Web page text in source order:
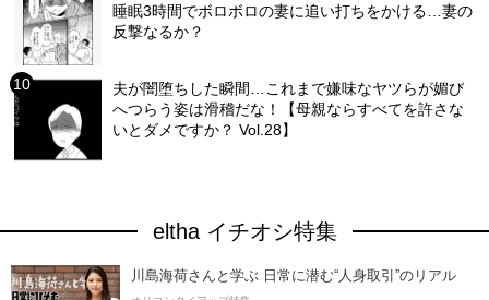
睡眠3時間でボロボロの妻に追い打ちをかける…妻の
反撃なるか？
夫が闇堕ちした瞬間…これまで嫌味なヤツらが媚び
へつらう姿は滑稽だな！【母親ならすべてを許さな
いとダメですか？ Vol.28】
eltha イチオシ特集
川島海荷さんと学ぶ 日常に潜む“人身取引”のリアル